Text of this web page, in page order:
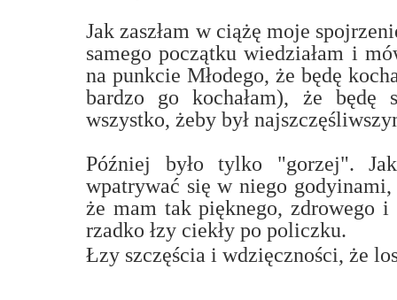
Jak zaszłam w ciążę moje
samego początku wiedziałam i
na punkcie Młodego, że będę
bardzo go kochałam), że
wszystko, żeby był
Później było tylko "gorzej".
wpatrywać się w niego
że mam tak pięknego, zdrowego
rzadko łzy ciekły po policzku.
Łzy szczęścia i wdzięczności, że